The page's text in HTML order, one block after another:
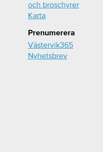
och broschyrer
Karta
Prenumerera
Västervik365
Nyhetsbrev